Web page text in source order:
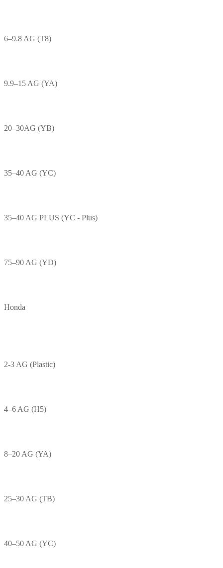
6–9.8 AG (T8)
9.9–15 AG (YA)
20–30AG (YB)
35–40 AG (YC)
35–40 AG PLUS (YC - Plus)
75–90 AG (YD)
Honda
2-3 AG (Plastic)
4–6 AG (H5)
8–20 AG (YA)
25–30 AG (TB)
40–50 AG (YC)